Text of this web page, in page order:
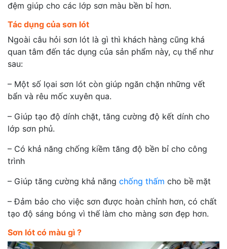
đệm giúp cho các lớp sơn màu bền bỉ hơn.
Tác dụng của sơn lót
Ngoài câu hỏi sơn lót là gì thì khách hàng cũng khá
quan tâm đến tác dụng của sản phẩm này, cụ thể như
sau:
– Một số lọai sơn lót còn giúp ngăn chặn những vết
bẩn và rêu mốc xuyên qua.
– Giúp tạo độ dính chặt, tăng cường độ kết dính cho
lớp sơn phủ.
– Có khả năng chống kiềm tăng độ bền bỉ cho công
trình
– Giúp tăng cường khả năng chống thấm cho bề mặt
– Đảm bảo cho việc sơn được hoàn chỉnh hơn, có chất
tạo độ sáng bóng vì thế làm cho màng sơn đẹp hơn.
Sơn lót có màu gì ?